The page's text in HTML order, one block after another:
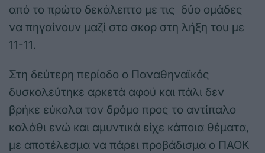
από το πρώτο δεκάλεπτο με τις δύο ομάδες
να πηγαίνουν μαζί στο σκορ στη λήξη του με
11-11.
Στη δεύτερη περίοδο ο Παναθηναϊκός
δυσκολεύτηκε αρκετά αφού και πάλι δεν
βρήκε εύκολα τον δρόμο προς το αντίπαλο
καλάθι ενώ και αμυντικά είχε κάποια θέματα,
με αποτέλεσμα να πάρει προβάδισμα ο ΠΑΟΚ